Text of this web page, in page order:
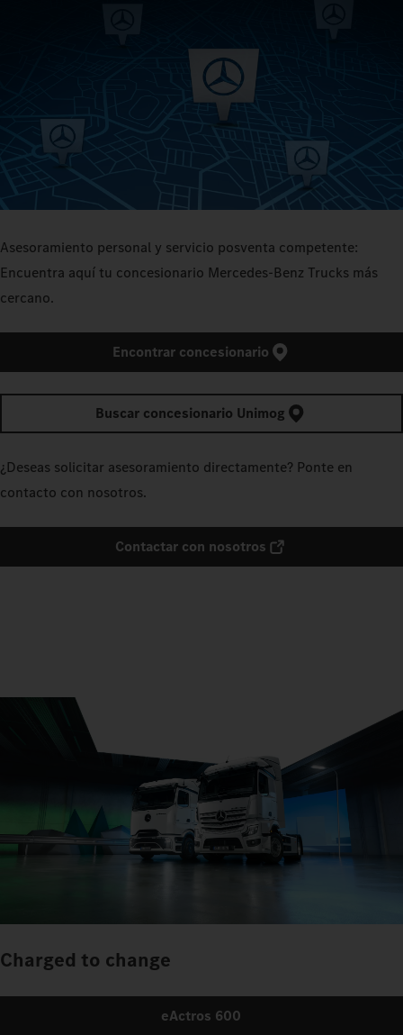
Asesoramiento personal y servicio posventa competente:
Encuentra aquí tu concesionario Mercedes‑Benz Trucks más
cercano.
¿Deseas solicitar asesoramiento directamente? Ponte en
contacto con nosotros.
Contactar con nosotros